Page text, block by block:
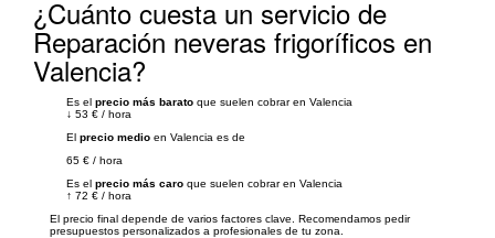
¿Cuánto cuesta un servicio de
Reparación neveras frigoríficos en
Valencia?
Es el precio más barato que suelen cobrar en Valencia
↓ 53 € / hora
El precio medio en Valencia es de
65 € / hora
Es el precio más caro que suelen cobrar en Valencia
↑ 72 € / hora
El precio final depende de varios factores clave. Recomendamos pedir
presupuestos personalizados a profesionales de tu zona.